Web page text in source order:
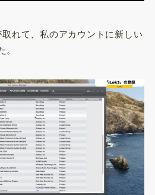
れて、私のアカウントに新しい